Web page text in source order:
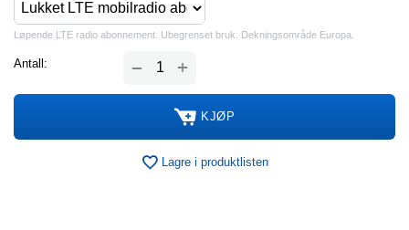
Løpende LTE radio abonnement. Ubegrenset bruk. Dekningsområde Europa.
Antall: +
−
KJØP
Lagre i produktlisten